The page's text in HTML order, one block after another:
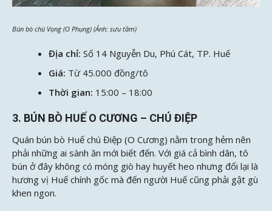
Bún bò chú Vọng (O Phụng) (Ảnh: sưu tầm)
Địa chỉ: Số 14 Nguyễn Du, Phú Cát, TP. Huế
Giá: Từ 45.000 đồng/tô
Thời gian: 15:00 – 18:00
3. BÚN BÒ HUẾ O CƯƠNG – CHÚ ĐIỆP
Quán bún bò Huế chú Điệp (O Cương) nằm trong hẻm nên
phải những ai sành ăn mới biết đến. Với giá cả bình dân, tô
bún ở đây không có móng giò hay huyết heo nhưng đổi lại là
hương vị Huế chính gốc mà đến người Huế cũng phải gật gù
khen ngon.